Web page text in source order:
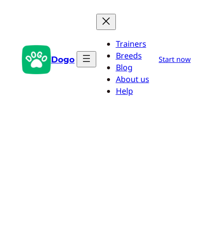
conteúdo Dogo
Trainers
Breeds
Blog
About us
Help
Start now